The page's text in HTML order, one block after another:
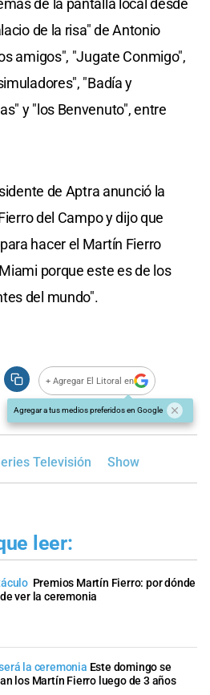
de la pantalla local desde
de la risa" de Antonio
amigos", "Jugate Conmigo",
"Badía y
y "los Benvenuto", entre
de Aptra anunció la
del Campo y dijo que
hacer el Martín Fierro
porque este es de los
del mundo".
+ Agregar El Litoral en
Agregar a tus medios preferidos en Google
Televisión Show
leer:
Premios Martín Fierro: por dónde
ver la ceremonia
la ceremonia Este domingo se
los Martín Fierro luego de 3 años